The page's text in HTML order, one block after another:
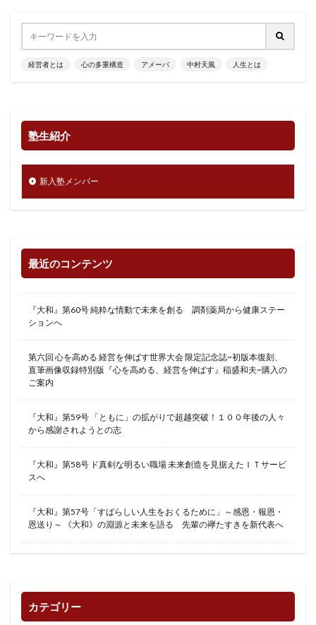
経営者とは 心の多重構造 アメーバ 中村天風 人生とは
塾生紹介
新入塾メンバー
最近のコンテンツ
『大和』第60号 純粋な情動で未来を創る 調剤薬局から健康ステー
ションへ
第六回 心を高める 経営を伸ばす世界大会 限定記念誌~初版本復刻、
直筆画像収録特別版『心を高める、経営を伸ばす』稲盛和夫~購入の
ご案内
『大和』第59号 「ともに」の拡がりで超越突破！１００年後の人々
から感謝されようとの志
『大和』第58号 ド真剣な明るい職場 未来創造を見据えたＩＴサービ
スへ
『大和』第57号「すばらしい人生をおくるために」～感恩・報恩・
恩送り～ 《大和》の淵源と未来を語る 先輩の襷たすきを新代表へ
カテゴリー